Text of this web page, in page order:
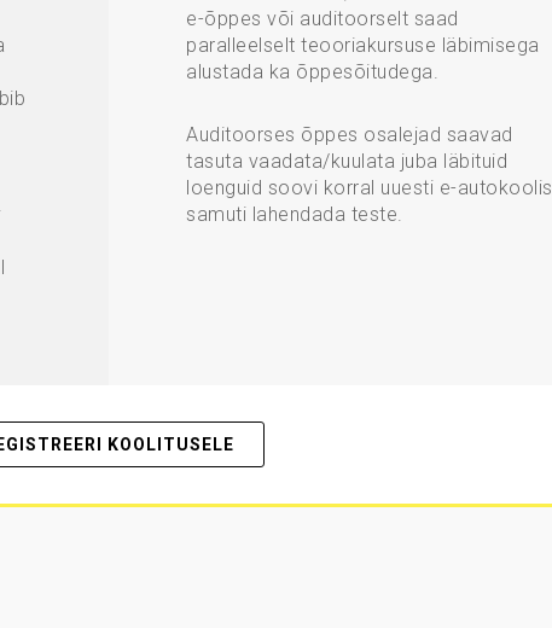
e-õppes või auditoorselt saad
paralleelselt teooriakursuse läbimisega
alustada ka õppesõitudega.
Auditoorses õppes osalejad saavad
tasuta vaadata/kuulata juba läbituid
loenguid soovi korral uuesti e-
samuti lahendada teste.
KOOLITUSELE